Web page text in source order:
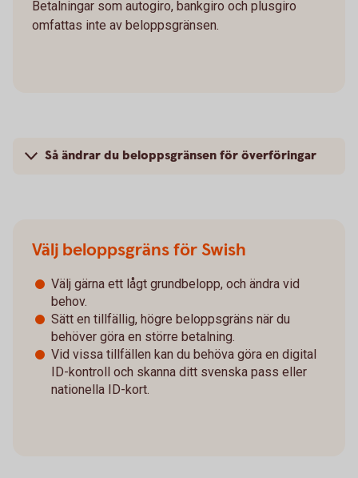
Betalningar som autogiro, bankgiro och plusgiro
omfattas inte av beloppsgränsen.
Så ändrar du beloppsgränsen för överföringar
Välj beloppsgräns för Swish
Välj gärna ett lågt grundbelopp, och ändra vid
behov.
Sätt en tillfällig, högre beloppsgräns när du
behöver göra en större betalning.
Vid vissa tillfällen kan du behöva göra en digital
ID-kontroll och skanna ditt svenska pass eller
nationella ID-kort.